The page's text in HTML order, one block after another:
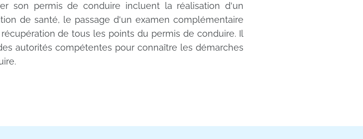
son permis de conduire incluent la réalisation d'un
de santé, le passage d'un examen complémentaire
de tous les points du permis de conduire. Il
autorités compétentes pour connaître les démarches